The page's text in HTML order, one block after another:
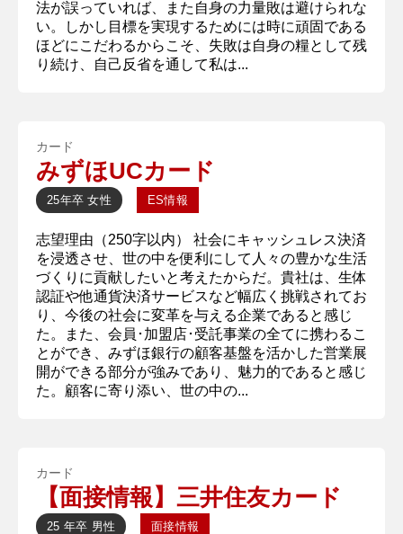
法が誤っていれば、また自身の力量敗は避けられな
い。しかし目標を実現するためには時に頑固である
ほどにこだわるからこそ、失敗は自身の糧として残
り続け、自己反省を通して私は...
カード
みずほUCカード
25年卒 女性 ES情報
志望理由（250字以内） 社会にキャッシュレス決済
を浸透させ、世の中を便利にして人々の豊かな生活
づくりに貢献したいと考えたからだ。貴社は、生体
認証や他通貨決済サービスなど幅広く挑戦されてお
り、今後の社会に変革を与える企業であると感じ
た。また、会員･加盟店･受託事業の全てに携わるこ
とができ、みずほ銀行の顧客基盤を活かした営業展
開ができる部分が強みであり、魅力的であると感じ
た。顧客に寄り添い、世の中の...
カード
【面接情報】三井住友カード
25 年卒 男性 面接情報